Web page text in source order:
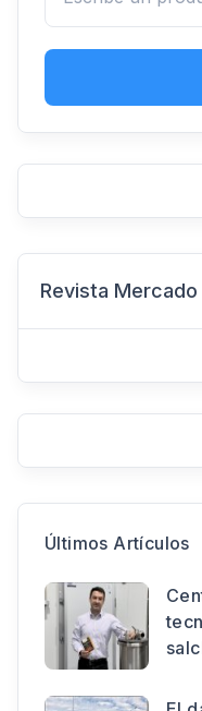
Revista
Últimos Artículos